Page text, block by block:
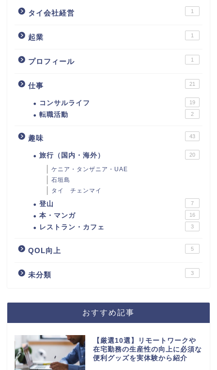
タイ会社経営 1
起業 1
プロフィール 1
仕事 21
コンサルライフ 19
転職活動 2
趣味 43
旅行（国内・海外） 20
ケニア・タンザニア・UAE
石垣島
タイ チェンマイ
登山 7
本・マンガ 16
レストラン・カフェ 3
QOL向上 5
未分類 3
おすすめ記事
【厳選10選】リモートワークや
在宅勤務の生産性の向上に必須な
便利グッズを実体験から紹介